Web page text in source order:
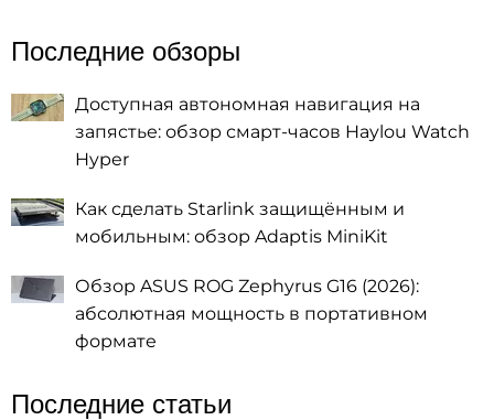
Последние обзоры
Доступная автономная навигация на
запястье: обзор смарт-часов Haylou Watch
Hyper
Как сделать Starlink защищённым и
мобильным: обзор Adaptis MiniKit
Обзор ASUS ROG Zephyrus G16 (2026):
абсолютная мощность в портативном
формате
Последние статьи